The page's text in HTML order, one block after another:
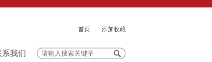
首页 添加收藏
系我们